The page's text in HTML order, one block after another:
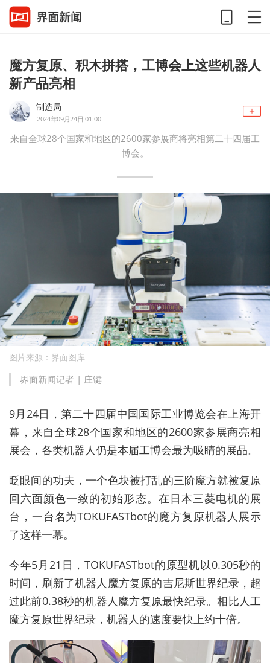
魔方复原、积木拼搭，工博会上这些机器人
新产品亮相
制造局
2024年09月24日 01:00
来自全球28个国家和地区的2600家参展商将亮相第二十四届工
博会。
图片来源：界面图库
界面新闻记者 | 庄键
9月24日，第二十四届中国国际工业博览会在上海开
幕，来自全球28个国家和地区的2600家参展商亮相
展会，各类机器人仍是本届工博会最为吸睛的展品。
眨眼间的功夫，一个色块被打乱的三阶魔方就被复原
回六面颜色一致的初始形态。在日本三菱电机的展
台，一台名为TOKUFASTbot的魔方复原机器人展示
了这样一幕。
今年5月21日，TOKUFASTbot的原型机以0.305秒的
时间，刷新了机器人魔方复原的吉尼斯世界纪录，超
过此前0.38秒的机器人魔方复原最快纪录。相比人工
魔方复原世界纪录，机器人的速度要快上约十倍。